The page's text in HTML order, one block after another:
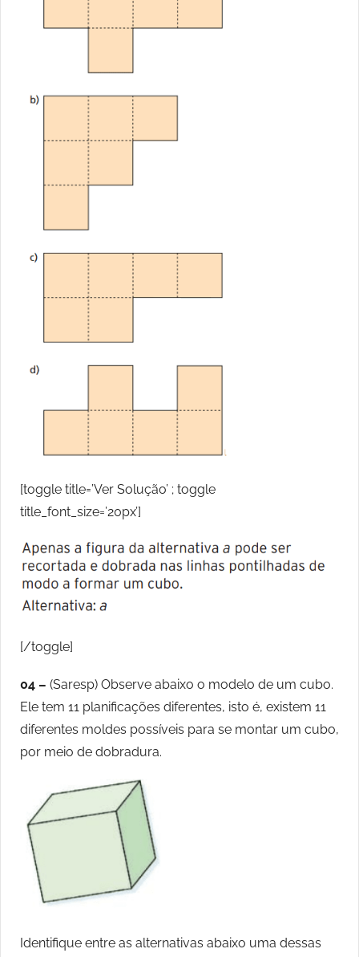
[toggle title=’Ver Solução’ ; toggle
title_font_size=’20px’]
[/toggle]
04 – (Saresp) Observe abaixo o modelo de um cubo.
Ele tem 11 planificações diferentes, isto é, existem 11
diferentes moldes possíveis para se montar um cubo,
por meio de dobradura.
Identifique entre as alternativas abaixo uma dessas